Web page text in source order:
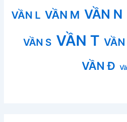
VẦN L VẦN M VẦN N
VẦN S VẦN T
VẦN Đ